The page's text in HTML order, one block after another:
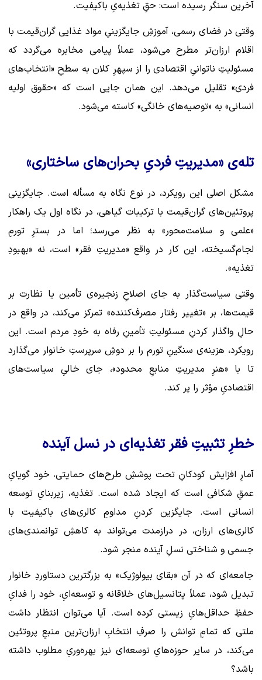
آخرین سنگر رسیده است: حقِ تغذیه‌یِ باکیفیت.
وقتی در فضای رسمی، آموزشِ جایگزینیِ مواد غذایی گران‌قیمت با
اقلام ارزان‌تر مطرح می‌شود، عملاً پیامی مخابره می‌گردد که
مسئولیتِ ناتوانیِ اقتصادی را از سپهرِ کلان به سطحِ «انتخاب‌های
فردی» تقلیل می‌دهد. این همان جایی است که «حقوق اولیه
انسانی» به «توصیه‌های خانگی» کاسته می‌شود.
تله‌ی «مدیریتِ فردیِ بحران‌های ساختاری»
مشکل اصلی این رویکرد، در نوع نگاه به مسأله است. جایگزینی
پروتئین‌های گران‌قیمت با ترکیبات گیاهی، در نگاه اول یک راهکار
«علمی و سلامت‌محور» به نظر می‌رسد؛ اما در بسترِ تورمِ
لجام‌گسیخته، این کار در واقع «مدیریتِ فقر» است، نه «بهبودِ
تغذیه».
وقتی سیاست‌گذار به جای اصلاحِ زنجیره‌ی تأمین یا نظارت بر
قیمت‌ها، بر «تغییر رفتار مصرف‌کننده» تمرکز می‌کند، در واقع در
حالِ واگذار کردنِ مسئولیتِ تأمینِ رفاه به خودِ مردم است. این
رویکرد، هزینه‌ی سنگینِ تورم را بر دوشِ سرپرستِ خانوار می‌گذارد
تا با «هنرِ مدیریتِ منابعِ محدود»، جای خالیِ سیاست‌های
اقتصادیِ مؤثر را پر کند.
خطرِ تثبیتِ فقر تغذیه‌ای در نسل آینده
آمارِ افزایش کودکانِ تحت پوششِ طرح‌های حمایتی، خود گویایِ
عمقِ شکافی است که ایجاد شده است. تغذیه، زیربنایِ توسعه
انسانی است. جایگزین کردنِ مداومِ کالری‌های باکیفیت با
کالری‌های ارزان، در درازمدت می‌تواند به کاهشِ توانمندی‌های
جسمی و شناختی نسلِ آینده منجر شود.
جامعه‌ای که در آن «بقای بیولوژیک» به بزرگترین دستاوردِ خانوار
تبدیل شود، عملاً پتانسیل‌های خلاقانه و توسعه‌ایِ، خود را فدایِ
حفظِ حداقل‌هایِ زیستی کرده است. آیا می‌توان انتظار داشت
ملتی که تمامِ توانش را صرفِ انتخابِ ارزان‌ترین منبعِ پروتئین
می‌کند، در سایر حوزه‌هایِ توسعه‌ای نیز بهره‌وریِ مطلوب داشته
باشد؟